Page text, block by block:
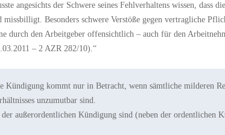
angesichts der Schwere seines Fehlverhaltens wissen, dass
Besonders schwere Verstöße gegen vertragliche
durch den Arbeitgeber offensichtlich – auch für den
– 2 AZR 282/10).“
Kündigung kommt nur in Betracht, wenn sämtliche milderen
unzumutbar sind.
außerordentlichen Kündigung sind (neben der ordentlichen